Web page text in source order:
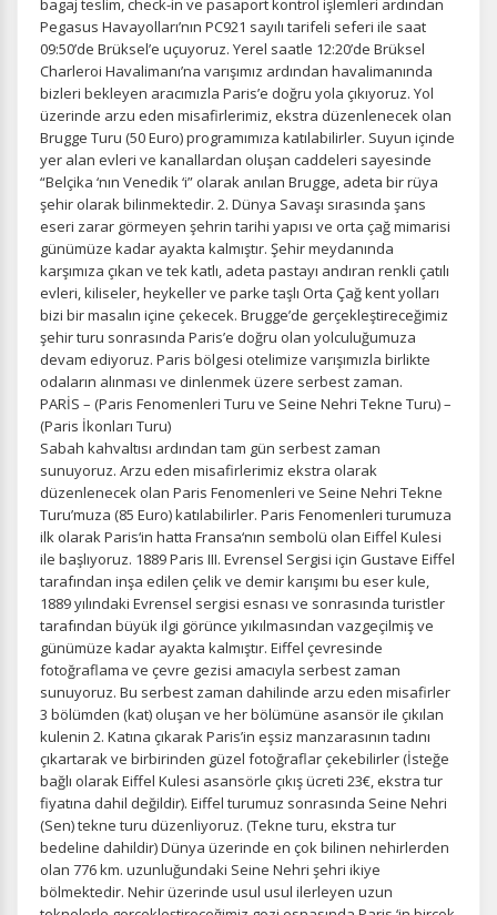
bagaj teslim, check-in ve pasaport kontrol işlemleri ardından
Pegasus Havayolları’nın PC921 sayılı tarifeli seferi ile saat
09:50’de Brüksel’e uçuyoruz. Yerel saatle 12:20’de Brüksel
Charleroi Havalimanı’na varışımız ardından havalimanında
bizleri bekleyen aracımızla Paris’e doğru yola çıkıyoruz. Yol
üzerinde arzu eden misafirlerimiz, ekstra düzenlenecek olan
Brugge Turu (50 Euro) programımıza katılabilirler. Suyun içinde
yer alan evleri ve kanallardan oluşan caddeleri sayesinde
“Belçika ‘nın Venedik ‘i” olarak anılan Brugge, adeta bir rüya
şehir olarak bilinmektedir. 2. Dünya Savaşı sırasında şans
eseri zarar görmeyen şehrin tarihi yapısı ve orta çağ mimarisi
günümüze kadar ayakta kalmıştır. Şehir meydanında
karşımıza çıkan ve tek katlı, adeta pastayı andıran renkli çatılı
evleri, kiliseler, heykeller ve parke taşlı Orta Çağ kent yolları
bizi bir masalın içine çekecek. Brugge’de gerçekleştireceğimiz
şehir turu sonrasında Paris’e doğru olan yolculuğumuza
devam ediyoruz. Paris bölgesi otelimize varışımızla birlikte
odaların alınması ve dinlenmek üzere serbest zaman.
PARİS – (Paris Fenomenleri Turu ve Seine Nehri Tekne Turu) –
(Paris İkonları Turu)
Sabah kahvaltısı ardından tam gün serbest zaman
sunuyoruz. Arzu eden misafirlerimiz ekstra olarak
düzenlenecek olan Paris Fenomenleri ve Seine Nehri Tekne
Turu’muza (85 Euro) katılabilirler. Paris Fenomenleri turumuza
ilk olarak Paris‘in hatta Fransa‘nın sembolü olan Eiffel Kulesi
ile başlıyoruz. 1889 Paris III. Evrensel Sergisi için Gustave Eiffel
tarafından inşa edilen çelik ve demir karışımı bu eser kule,
1889 yılındaki Evrensel sergisi esnası ve sonrasında turistler
tarafından büyük ilgi görünce yıkılmasından vazgeçilmiş ve
günümüze kadar ayakta kalmıştır. Eiffel çevresinde
fotoğraflama ve çevre gezisi amacıyla serbest zaman
sunuyoruz. Bu serbest zaman dahilinde arzu eden misafirler
3 bölümden (kat) oluşan ve her bölümüne asansör ile çıkılan
kulenin 2. Katına çıkarak Paris’in eşsiz manzarasının tadını
çıkartarak ve birbirinden güzel fotoğraflar çekebilirler (İsteğe
bağlı olarak Eiffel Kulesi asansörle çıkış ücreti 23€, ekstra tur
fiyatına dahil değildir). Eiffel turumuz sonrasında Seine Nehri
(Sen) tekne turu düzenliyoruz. (Tekne turu, ekstra tur
bedeline dahildir) Dünya üzerinde en çok bilinen nehirlerden
olan 776 km. uzunluğundaki Seine Nehri şehri ikiye
bölmektedir. Nehir üzerinde usul usul ilerleyen uzun